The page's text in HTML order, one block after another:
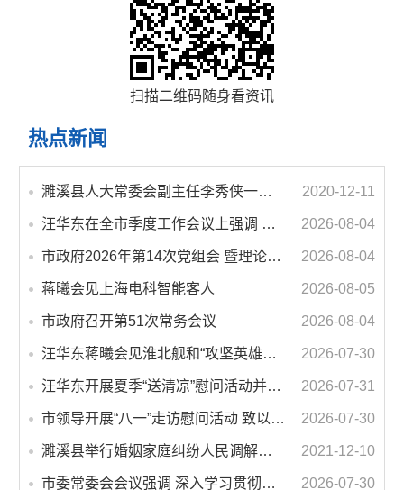
扫描二维码随身看资讯
热点新闻
濉溪县人大常委会副主任李秀侠一行调研城乡客运一体化和治超工作 2020-12-11
汪华东在全市季度工作会议上强调 锚定打好“三仗”任务和年度预期目标不动摇 在全市上下掀起比学赶超争先进位的攻坚热潮 2026-08-04
市政府2026年第14次党组会 暨理论学习中心组学习会议召开 蒋曦主持会议并讲话 2026-08-04
蒋曦会见上海电科智能客人 2026-08-05
市政府召开第51次常务会议 2026-08-04
汪华东蒋曦会见淮北舰和“攻坚英雄连”官兵代表 2026-07-30
汪华东开展夏季“送清凉”慰问活动并调研专门教育工作 落实落细防暑降温措施 用心用情关爱一线职工 2026-07-31
市领导开展“八一”走访慰问活动 致以节日问候 畅叙鱼水深情 2026-07-30
濉溪县举行婚姻家庭纠纷人民调解委员会暨调解志愿者服务团成立仪式 2021-12-10
市委常委会会议强调 深入学习贯彻习近平总书记重要讲话指示精神 高质量推进城市更新 不断提升本质安全水平 汪华东主持会议 2026-07-30